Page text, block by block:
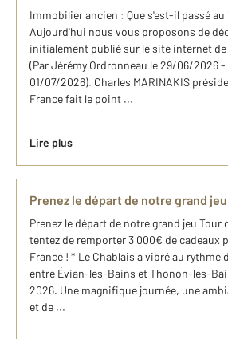
Immobilier ancien : Que s'est-il passé au
Aujourd'hui nous vous proposons de
initialement publié sur le site internet de
(Par Jérémy Ordronneau le 29/06/2026 -
01/07/2026). Charles MARINAKIS
France fait le point ...
Lire plus
Prenez le départ de notre grand
Prenez le départ de notre grand jeu Tour
tentez de remporter 3 000€ de cadeaux
France ! * Le Chablais a vibré au
entre Évian-les-Bains et Thonon-les-
2026. Une magnifique journée, une
et de ...